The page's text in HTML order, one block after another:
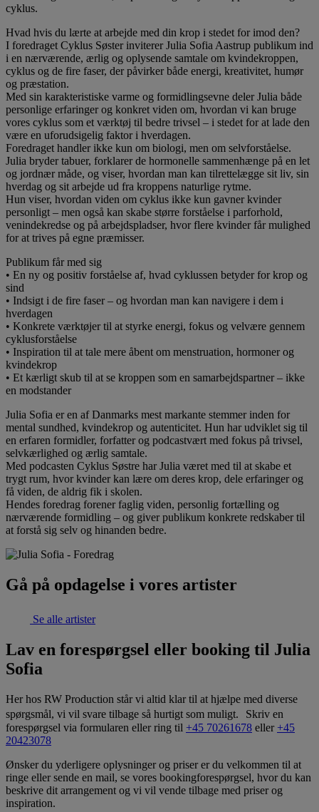
cyklus.
Hvad hvis du lærte at arbejde med din krop i stedet for imod den?
I foredraget Cyklus Søster inviterer Julia Sofia Aastrup publikum ind
i en nærværende, ærlig og oplysende samtale om kvindekroppen,
cyklus og de fire faser, der påvirker både energi, kreativitet, humør
og præstation.
Med sin karakteristiske varme og formidlingsevne deler Julia både
personlige erfaringer og konkret viden om, hvordan vi kan bruge
vores cyklus som et værktøj til bedre trivsel – i stedet for at lade den
være en uforudsigelig faktor i hverdagen.
Foredraget handler ikke kun om biologi, men om selvforståelse.
Julia bryder tabuer, forklarer de hormonelle sammenhænge på en let
og jordnær måde, og viser, hvordan man kan tilrettelægge sit liv, sin
hverdag og sit arbejde ud fra kroppens naturlige rytme.
Hun viser, hvordan viden om cyklus ikke kun gavner kvinder
personligt – men også kan skabe større forståelse i parforhold,
venindekredse og på arbejdspladser, hvor flere kvinder får mulighed
for at trives på egne præmisser.
Publikum får med sig
• En ny og positiv forståelse af, hvad cyklussen betyder for krop og
sind
• Indsigt i de fire faser – og hvordan man kan navigere i dem i
hverdagen
• Konkrete værktøjer til at styrke energi, fokus og velvære gennem
cyklusforståelse
• Inspiration til at tale mere åbent om menstruation, hormoner og
kvindekrop
• Et kærligt skub til at se kroppen som en samarbejdspartner – ikke
en modstander
Julia Sofia er en af Danmarks mest markante stemmer inden for
mental sundhed, kvindekrop og autenticitet. Hun har udviklet sig til
en erfaren formidler, forfatter og podcastvært med fokus på trivsel,
selvkærlighed og ærlig samtale.
Med podcasten Cyklus Søstre har Julia været med til at skabe et
trygt rum, hvor kvinder kan lære om deres krop, dele erfaringer og
få viden, de aldrig fik i skolen.
Hendes foredrag forener faglig viden, personlig fortælling og
nærværende formidling – og giver publikum konkrete redskaber til
at forstå sig selv og hinanden bedre.
Gå på opdagelse i vores artister
Se alle artister
Lav en forespørgsel eller booking til Julia
Sofia
Her hos RW Production står vi altid klar til at hjælpe med diverse
spørgsmål, vi vil svare tilbage så hurtigt som muligt. Skriv en
forespørgsel via formularen eller ring til +45 70261678 eller +45
20423078
Ønsker du yderligere oplysninger og priser er du velkommen til at
ringe eller sende en mail, se vores bookingforespørgsel, hvor du kan
beskrive dit arrangement og vi vil vende tilbage med priser og
inspiration.